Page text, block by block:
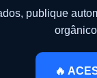
publique
🔥